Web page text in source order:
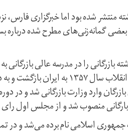
منتشر شده بود اما خبرگزاری فارس،
گمانه‌زنی‌های مطرح شده درباره
خود در رشته بازرگانی را در مدرسه عالی
فارغ التحصیل مدیریت بازرگانی از ایالات متحده بود که پس از
وارد وزارت بازرگانی شد و در
منصوب شد و از مجلس اول
به‌دربردگان از انفجار هفتم تیر ۱۳۶۰ دفتر حزب جمهوری اسلامی نام